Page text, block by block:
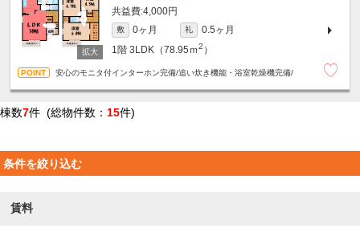
4,000円
敷 0ヶ月 礼
0.5ヶ月
1階 3LDK（78.95ｍ2 ）
安心のモニタ付インターホン完備/追い炊き機能・浴室乾燥機完備/
棟数7件 (総物件数： 15件)
条件を絞り込む
賃料